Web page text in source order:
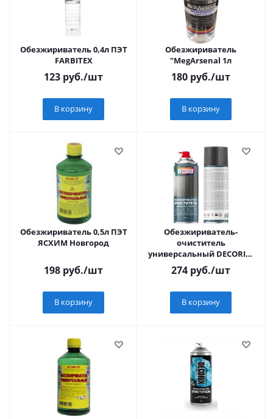
Обезжириватель 0,4л ПЭТ
FARBITEX
123 руб./шт
В корзину
Обезжириватель
"MegArsenal 1л
180 руб./шт
В корзину
Обезжириватель 0,5л ПЭТ
ЯСХИМ Новгород
198 руб./шт
В корзину
Обезжириватель-
очиститель
универсальный DECORIX,
520 мл
274 руб./шт
В корзину